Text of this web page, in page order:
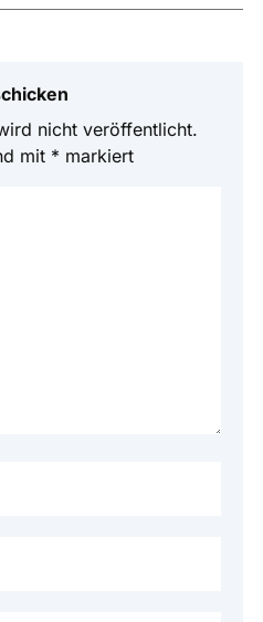
nicht veröffentlicht.
mit * markiert